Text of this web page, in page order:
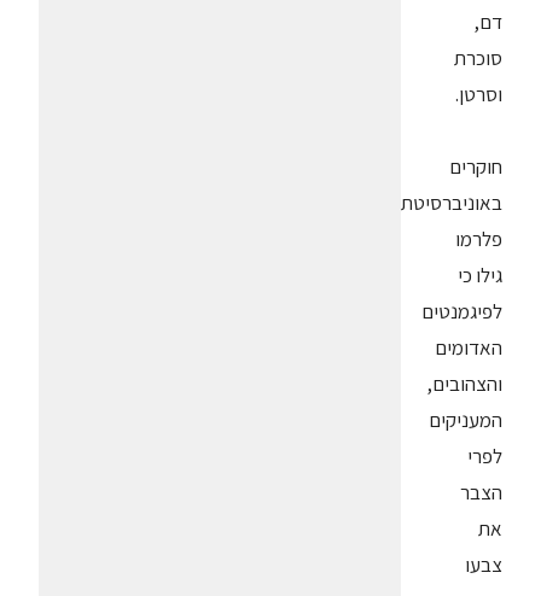
דם,
סוכרת
וסרטן.
חוקרים
באוניברסיטת
פלרמו
גילו כי
לפיגמנטים
האדומים
והצהובים,
המעניקים
לפרי
הצבר
את
צבעו